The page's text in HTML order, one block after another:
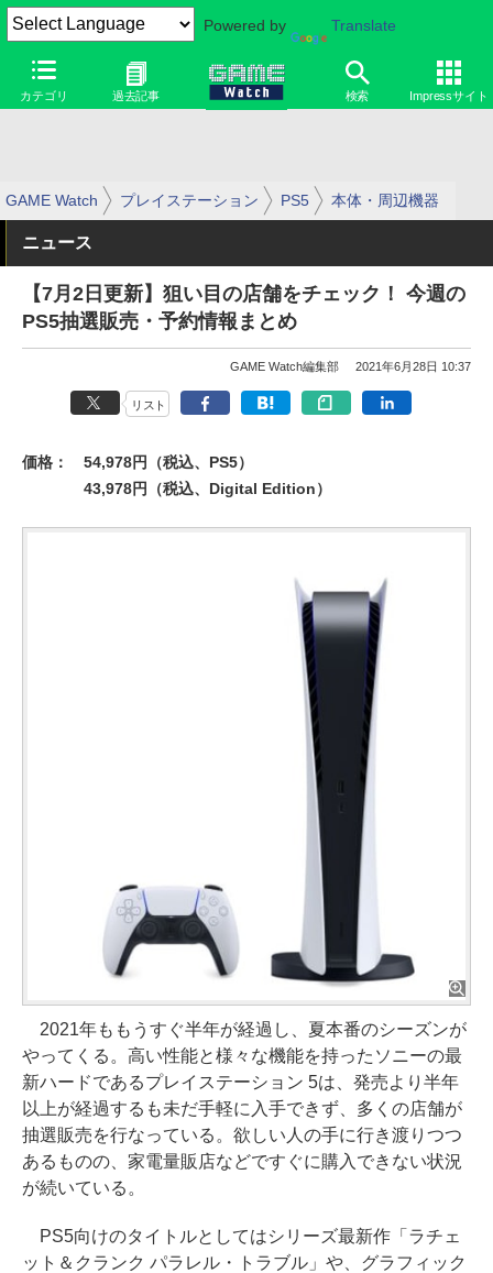
Powered by Translate
カテゴリ 過去記事 検索 Impressサイト
GAME Watch プレイステーション PS5 本体・周辺機器
ニュース
【7月2日更新】狙い目の店舗をチェック！ 今週の
PS5抽選販売・予約情報まとめ
GAME Watch編集部 2021年6月28日 10:37
リスト
価格：
54,978円（税込、PS5）
43,978円（税込、Digital Edition）
2021年ももうすぐ半年が経過し、夏本番のシーズンが
やってくる。高い性能と様々な機能を持ったソニーの最
新ハードであるプレイステーション 5は、発売より半年
以上が経過するも未だ手軽に入手できず、多くの店舗が
抽選販売を行なっている。欲しい人の手に行き渡りつつ
あるものの、家電量販店などですぐに購入できない状況
が続いている。
PS5向けのタイトルとしてはシリーズ最新作「ラチェ
ット＆クランク パラレル・トラブル」や、グラフィック